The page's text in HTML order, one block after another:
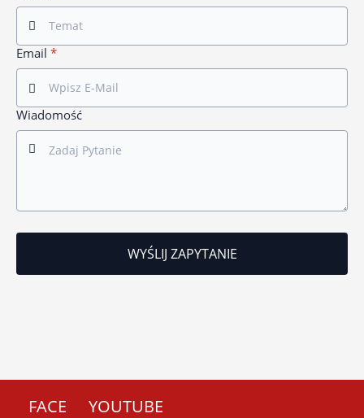
Email *
Wiadomość
WYŚLIJ ZAPYTANIE
FACEBOOKYOUTUBE